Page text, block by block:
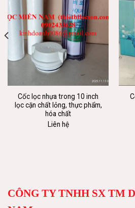
Cốc lọc nhựa trong 10 inch
lọc cặn chất lỏng, thực phẩm,
hóa chất
Liên hệ
CÔNG TY TNHH SX TM